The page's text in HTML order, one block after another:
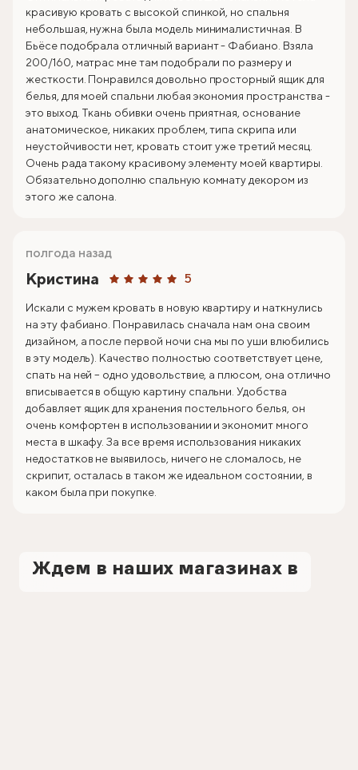
красивую кровать с высокой спинкой, но спальня
небольшая, нужна была модель минималистичная. В
Бьёсе подобрала отличный вариант - Фабиано. Взяла
200/160, матрас мне там подобрали по размеру и
жесткости. Понравился довольно просторный ящик для
белья, для моей спальни любая экономия пространства -
это выход. Ткань обивки очень приятная, основание
анатомическое, никаких проблем, типа скрипа или
неустойчивости нет, кровать стоит уже третий месяц.
Очень рада такому красивому элементу моей квартиры.
Обязательно дополню спальную комнату декором из
этого же салона.
Кристина 5
полгода назад
Искали с мужем кровать в новую квартиру и наткнулись
на эту фабиано. Понравилась сначала нам она своим
дизайном, а после первой ночи сна мы по уши влюбились
в эту модель). Качество полностью соответствует цене,
спать на ней – одно удовольствие, а плюсом, она отлично
вписывается в общую картину спальни. Удобства
добавляет ящик для хранения постельного белья, он
очень комфортен в использовании и экономит много
места в шкафу. За все время использования никаких
недостатков не выявилось, ничего не сломалось, не
скрипит, осталась в таком же идеальном состоянии, в
каком была при покупке.
Ждем в наших магазинах в